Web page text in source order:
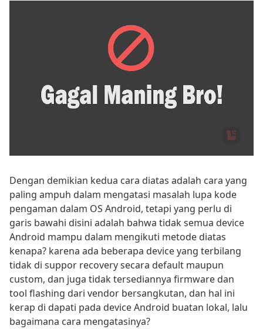
Dengan demikian kedua cara diatas adalah cara yang
paling ampuh dalam mengatasi masalah lupa kode
pengaman dalam OS Android, tetapi yang perlu di
garis bawahi disini adalah bahwa tidak semua device
Android mampu dalam mengikuti metode diatas
kenapa? karena ada beberapa device yang terbilang
tidak di suppor recovery secara default maupun
custom, dan juga tidak tersediannya firmware dan
tool flashing dari vendor bersangkutan, dan hal ini
kerap di dapati pada device Android buatan lokal, lalu
bagaimana cara mengatasinya?